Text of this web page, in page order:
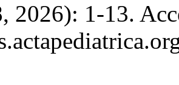
2026): 1-13.